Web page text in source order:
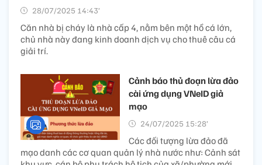
28/07/2025 14:43’
Căn nhà bị cháy là nhà cấp 4, nằm bên một hồ cá lớn,
chủ nhà này đang kinh doanh dịch vụ cho thuê câu cá
giải trí.
Cảnh báo thủ đoạn lừa đảo
cài ứng dụng VNeID giả
mạo
24/07/2025 15:28’
Các đối tượng lừa đảo đã
mạo danh các cơ quan quản lý nhà nước như: Cảnh sát